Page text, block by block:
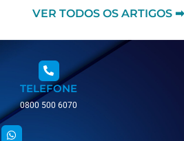
VER TODOS OS ARTIGOS ➡
TELEFONE
0800 500 6070